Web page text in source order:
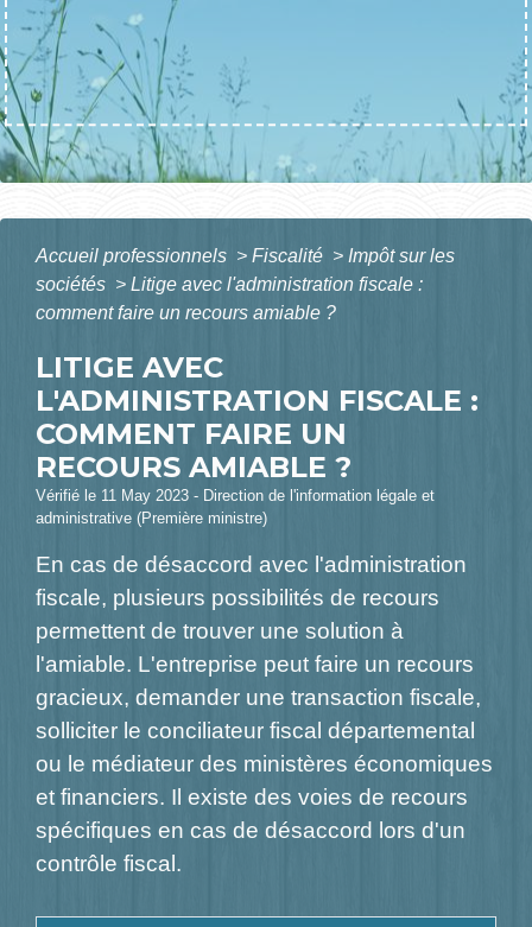
Accueil professionnels > Fiscalité > Impôt sur les
sociétés > Litige avec l'administration fiscale :
comment faire un recours amiable ?
LITIGE AVEC
L'ADMINISTRATION FISCALE :
COMMENT FAIRE UN
RECOURS AMIABLE ?
Vérifié le 11 May 2023 - Direction de l'information légale et
administrative (Première ministre)
En cas de désaccord avec l'administration
fiscale, plusieurs possibilités de recours
permettent de trouver une solution à
l'amiable. L'entreprise peut faire un recours
gracieux, demander une transaction fiscale,
solliciter le conciliateur fiscal départemental
ou le médiateur des ministères économiques
et financiers. Il existe des voies de recours
spécifiques en cas de désaccord lors d'un
contrôle fiscal.